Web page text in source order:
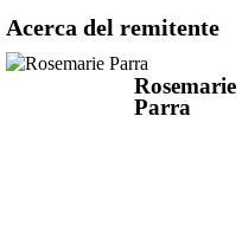
Acerca del remitente
Rosemarie
Parra